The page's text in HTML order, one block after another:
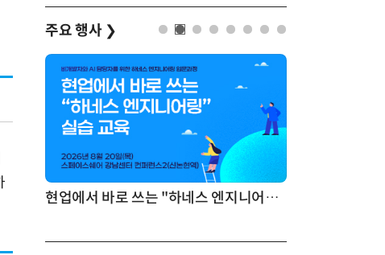
주요 행사 ❯
현업에서 바로 쓰는 "하네스 엔지니어링" 실습 교육